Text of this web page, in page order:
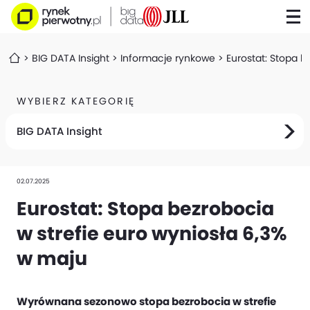
BIG DATA Insight Informacje rynkowe Eurostat: Stopa
WYBIERZ KATEGORIĘ
BIG DATA Insight
02.07.2025
Eurostat: Stopa bezrobocia
w strefie euro wyniosła 6,3%
w maju
Wyrównana sezonowo stopa bezrobocia w strefie